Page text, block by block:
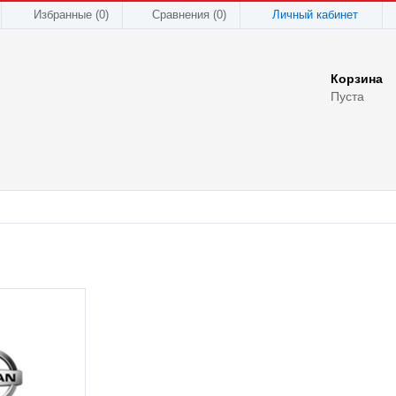
Избранные (0) Сравнения (0) Личный кабинет
Корзина
Пуста